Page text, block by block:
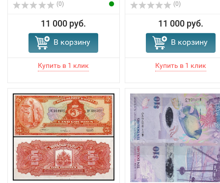
(0)
11 000 руб.
В корзину
(0)
11 000 руб.
В корзину